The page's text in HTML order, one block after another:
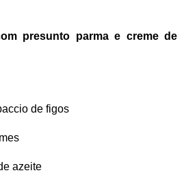
presunto parma e creme de
de figos
azeite